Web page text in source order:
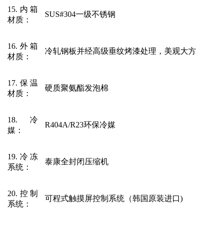
15.内箱
材质 ：
SUS#304一级不锈钢
16.外箱
材质 ：
冷轧钢板并经高级垂纹烤漆处理，美观大方
17.保温
材质 ：
硬质聚氨酯发泡棉
18.冷
媒 ：
R404A/R23环保冷媒
19.冷冻
系统 ：
泰康全封闭压缩机
20.控制
系统 ：
可程式触摸屏控制系统（韩国原装进口)